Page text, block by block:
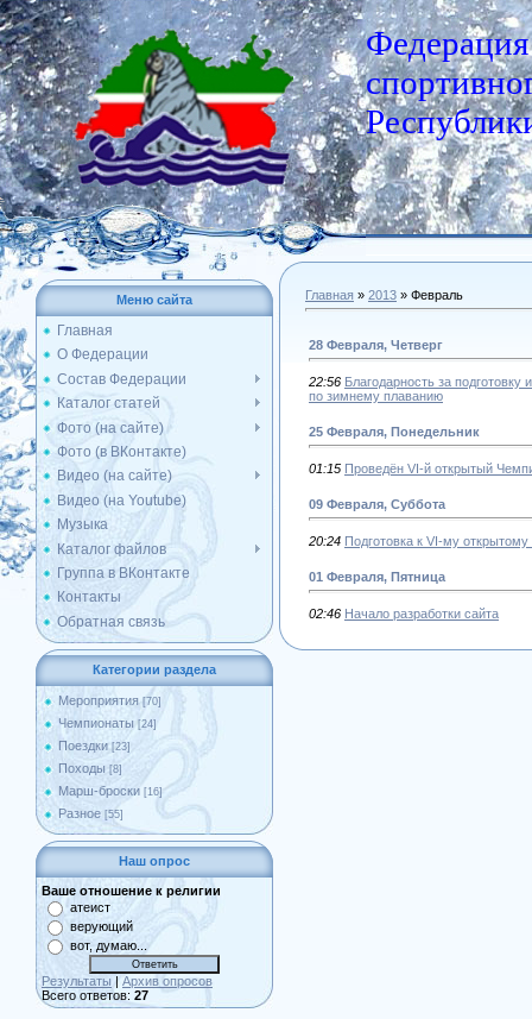
Федерация
Меню сайта
Главная
О Федерации
Состав Федерации
Каталог статей
Фото (на сайте)
Фото (в ВКонтакте)
Видео (на сайте)
Видео (на Youtube)
Музыка
Каталог файлов
Группа в ВКонтакте
Контакты
Обратная связь
Категории раздела
Мероприятия [70]
Чемпионаты [24]
Поездки [23]
Походы [8]
Марш-броски [16]
Разное [55]
Наш опрос
Ваше отношение к религии
атеист
верующий
вот, думаю...
Результаты | Архив опросов
Всего ответов: 27
Главная » 2013 » Февраль
28 Февраля, Четверг
22:56 Благодарность за
по зимнему плаванию
25 Февраля, Понедельник
01:15 Проведён VI-й открытый
09 Февраля, Суббота
20:24 Подготовка к VI-му
01 Февраля, Пятница
02:46 Начало разработки сайта